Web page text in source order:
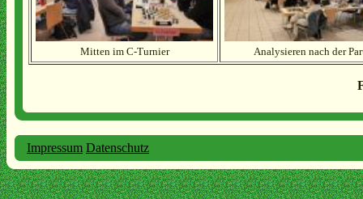
Mitten im C-Turnier Analysieren nach der
Impressum Datenschutz